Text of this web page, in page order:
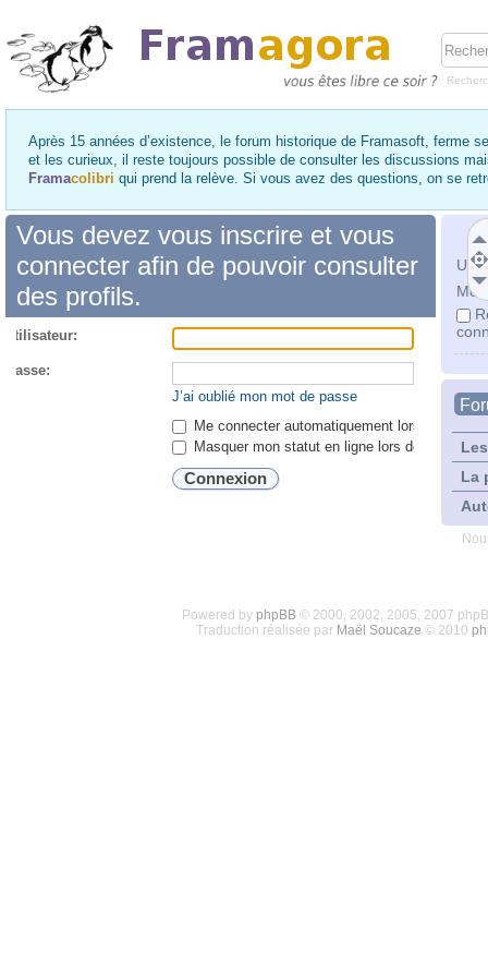
Après 15 années d’existence, le forum historique de Framasoft, ferme
et les curieux, il reste toujours possible de consulter les discussions
Framacolibri qui prend la relève. Si vous avez des questions, on se
Mot
La
Vous devez vous inscrire et vous
connecter afin de pouvoir consulter
des profils.
passe:
J’ai oublié mon mot de passe
Me connecter automatiquement lors de
Masquer mon statut en ligne lors de cette
Powered by phpBB© 2000, 2002, 2005, 2007
Traduction réalisée par Maël Soucaze © 2010